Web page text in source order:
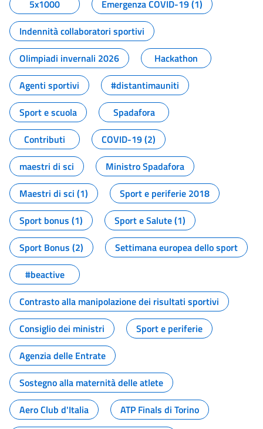
5x1000
Emergenza COVID-19 (1)
Indennità collaboratori sportivi
Olimpiadi invernali 2026
Hackathon
Agenti sportivi
#distantimauniti
Sport e scuola
Spadafora
Contributi
COVID-19 (2)
maestri di sci
Ministro Spadafora
Maestri di sci (1)
Sport e periferie 2018
Sport bonus (1)
Sport e Salute (1)
Sport Bonus (2)
Settimana europea dello sport
#beactive
Contrasto alla manipolazione dei risultati sportivi
Consiglio dei ministri
Sport e periferie
Agenzia delle Entrate
Sostegno alla maternità delle atlete
Aero Club d'Italia
ATP Finals di Torino